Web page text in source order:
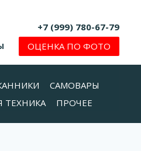
+7 (999) 780-67-79
ОЦЕНКА ПО ФОТО
САМОВАРЫ
ТЕХНИКА ПРОЧЕЕ